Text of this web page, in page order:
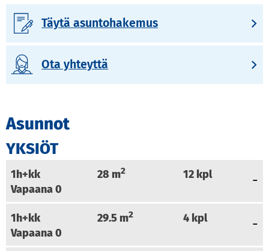
Täytä asuntohakemus
Ota yhteyttä
Asunnot
YKSIÖT
1h+kk 28 m2 12 kpl
Vapaana0
1h+kk 29.5m2 4 kpl
Vapaana0